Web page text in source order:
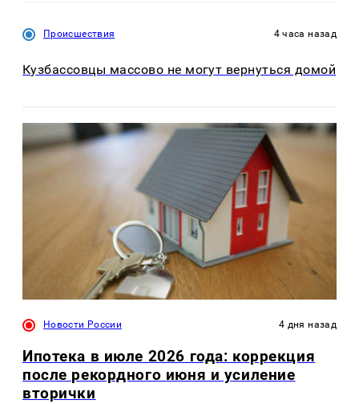
Происшествия 4 часа назад
Кузбассовцы массово не могут вернуться домой
Новости России 4 дня назад
Ипотека в июле 2026 года: коррекция
после рекордного июня и усиление
вторички